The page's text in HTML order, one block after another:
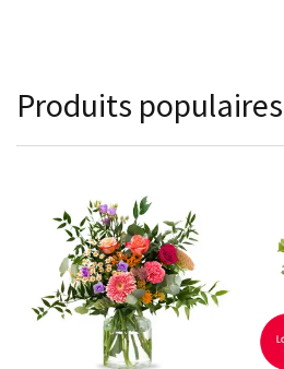
Produits populaires